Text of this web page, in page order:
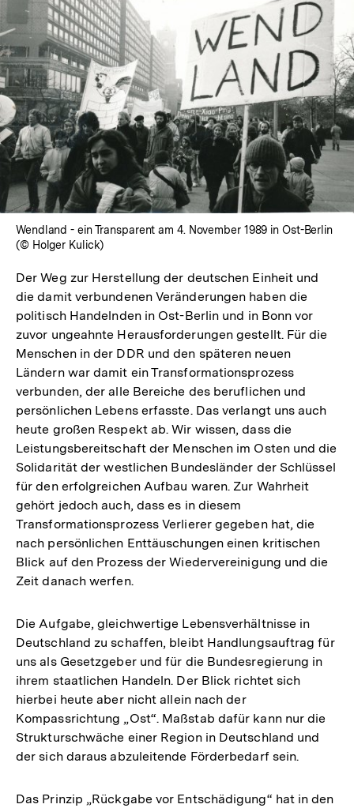
Wendland - ein Transparent am 4. November 1989 in Ost-Berlin
(© Holger Kulick)
Der Weg zur Herstellung der deutschen Einheit und
die damit verbundenen Veränderungen haben die
politisch Handelnden in Ost-Berlin und in Bonn vor
zuvor ungeahnte Herausforderungen gestellt. Für die
Menschen in der DDR und den späteren neuen
Ländern war damit ein Transformationsprozess
verbunden, der alle Bereiche des beruflichen und
persönlichen Lebens erfasste. Das verlangt uns auch
heute großen Respekt ab. Wir wissen, dass die
Leistungsbereitschaft der Menschen im Osten und die
Solidarität der westlichen Bundesländer der Schlüssel
für den erfolgreichen Aufbau waren. Zur Wahrheit
gehört jedoch auch, dass es in diesem
Transformationsprozess Verlierer gegeben hat, die
nach persönlichen Enttäuschungen einen kritischen
Blick auf den Prozess der Wiedervereinigung und die
Zeit danach werfen.
Die Aufgabe, gleichwertige Lebensverhältnisse in
Deutschland zu schaffen, bleibt Handlungsauftrag für
uns als Gesetzgeber und für die Bundesregierung in
ihrem staatlichen Handeln. Der Blick richtet sich
hierbei heute aber nicht allein nach der
Kompassrichtung „Ost“. Maßstab dafür kann nur die
Strukturschwäche einer Region in Deutschland und
der sich daraus abzuleitende Förderbedarf sein.
Das Prinzip „Rückgabe vor Entschädigung“ hat in den